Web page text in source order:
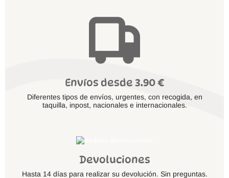
Envíos desde 3.90 €
Diferentes tipos de envíos, urgentes, con recogida, en
taquilla, inpost, nacionales e internacionales.
Devoluciones
Hasta 14 días para realizar su devolución. Sin preguntas.